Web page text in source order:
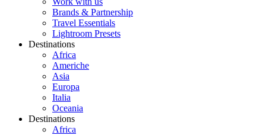
Brands & Partnership
Travel Essentials
Lightroom Presets
Destinations
Africa
Americhe
Asia
Europa
Italia
Oceania
Destinations
Africa